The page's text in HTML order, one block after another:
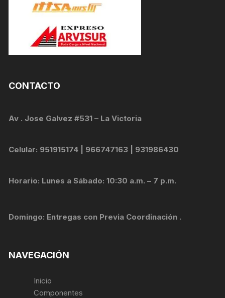
CONTACTO
Av . Jose Galvez #531 – La Victoria
Celular: 951915174 | 966747163 | 931986430
Horario: Lunes a Sábado: 10:30 a.m. – 7 p.m.
Domingo: Entregas con Previa Coordinación .
NAVEGACIÓN
Inicio
Componentes